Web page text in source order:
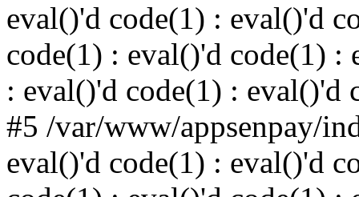
eval()'d code(1) : eval()'d
code(1) : eval()'d code(1) :
: eval()'d code(1) : eval()'d
#5 /var/www/appsenpay/
eval()'d code(1) : eval()'d